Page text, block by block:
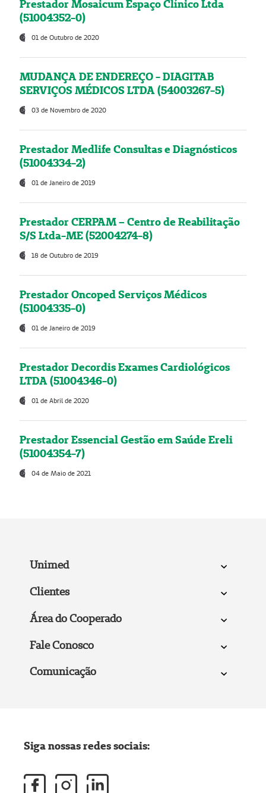
Prestador Mosaicum Espaço Clínico Ltda
(51004352-0)
01 de Outubro de 2020
MUDANÇA DE ENDEREÇO - DIAGITAB
SERVIÇOS MÉDICOS LTDA (54003267-5)
03 de Novembro de 2020
Prestador Medlife Consultas e Diagnósticos
(51004334-2)
01 de Janeiro de 2019
Prestador CERPAM – Centro de Reabilitação
S/S Ltda-ME (52004274-8)
18 de Outubro de 2019
Prestador Oncoped Serviços Médicos
(51004335-0)
01 de Janeiro de 2019
Prestador Decordis Exames Cardiológicos
LTDA (51004346-0)
01 de Abril de 2020
Prestador Essencial Gestão em Saúde Ereli
(51004354-7)
04 de Maio de 2021
Unimed
Clientes
Área do Cooperado
Fale Conosco
Comunicação
Siga nossas redes sociais: